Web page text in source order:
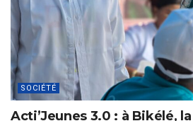
SOCIÉTÉ
Acti’Jeunes 3.0 : à Bikélé,